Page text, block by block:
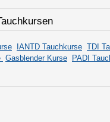
IANTD Tauchkurse TDI
Gasblender Kurse PADI